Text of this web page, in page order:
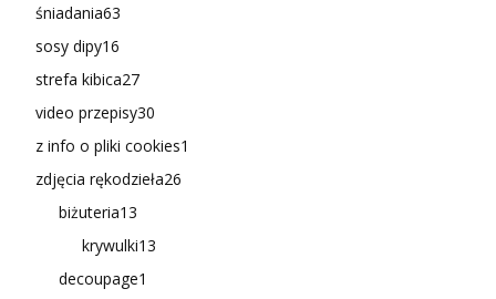
śniadania63
sosy dipy16
strefa kibica27
video przepisy30
z info o pliki cookies1
zdjęcia rękodzieła26
biżuteria13
krywulki13
decoupage1